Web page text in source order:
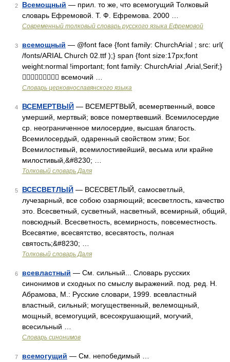
2 Всемощный — прил. то же, что всемогущий Толковый
словарь Ефремовой. Т. Ф. Ефремова. 2000 …
Современный толковый словарь русского языка Ефремовой
3 всемощный — @font face {font family: ChurchArial ; src: url(
/fonts/ARIAL Church 02.ttf );} span {font size:17px;font
weight:normal !important; font family: ChurchArial ,Arial,Serif;}
 всемочий …
Словарь церковнославянского языка
4 ВСЕМЕРТВЫЙ — ВСЕМЕРТВЫЙ, всемертвенный, вовсе
умерший, мертвый; вовсе помертвевший. Всемилосердие
ср. неограниченное милосердие, высшая благость.
Всемилосердый, одаренный свойством этим; Бог.
Всемилостивый, всемилостивейший, весьма или крайне
милостивый,&#8230; …
Толковый словарь Даля
5 ВСЕСВЕТЛЫЙ — ВСЕСВЕТЛЫЙ, самосветлый,
лучезарный, все собою озаряющий; всесветлость, качество
это. Всесветный, сусветный, насветный, всемирный, общий,
повсюдный. Всесветность, всемирность, повсеместность.
Всесвятие, всесвятство, всесвятость, полная
святость;&#8230; …
Толковый словарь Даля
6 всевластный — См. сильный... Словарь русских
синонимов и сходных по смыслу выражений. под. ред. Н.
Абрамова, М.: Русские словари, 1999. всевластный
властный, сильный; могущественный, велемощный,
мощный, всемогущий, всесокрушающий, могучий,
всесильный …
Словарь синонимов
7 всемогущий — См. непобедимый …